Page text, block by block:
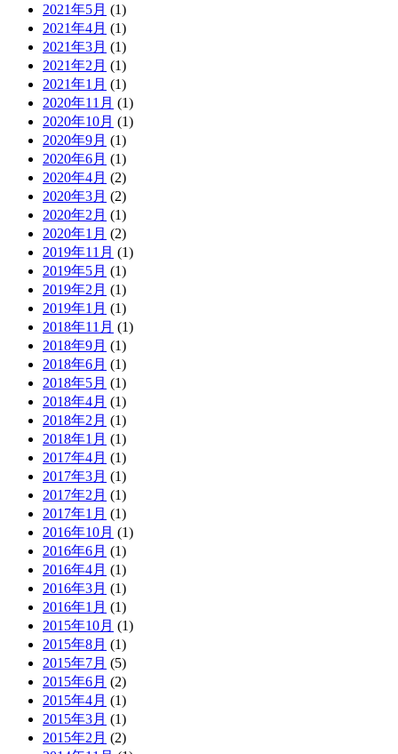
2021年5月 (1)
2021年4月 (1)
2021年3月 (1)
2021年2月 (1)
2021年1月 (1)
2020年11月 (1)
2020年10月 (1)
2020年9月 (1)
2020年6月 (1)
2020年4月 (2)
2020年3月 (2)
2020年2月 (1)
2020年1月 (2)
2019年11月 (1)
2019年5月 (1)
2019年2月 (1)
2019年1月 (1)
2018年11月 (1)
2018年9月 (1)
2018年6月 (1)
2018年5月 (1)
2018年4月 (1)
2018年2月 (1)
2018年1月 (1)
2017年4月 (1)
2017年3月 (1)
2017年2月 (1)
2017年1月 (1)
2016年10月 (1)
2016年6月 (1)
2016年4月 (1)
2016年3月 (1)
2016年1月 (1)
2015年10月 (1)
2015年8月 (1)
2015年7月 (5)
2015年6月 (2)
2015年4月 (1)
2015年3月 (1)
2015年2月 (2)